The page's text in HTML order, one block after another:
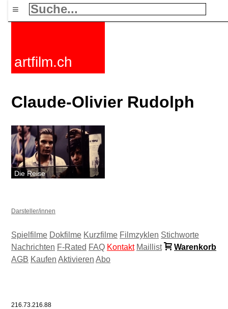
≡
artfilm.ch
Claude-Olivier Rudolph
Die Reise
Darsteller/innen
Spielfilme Dokfilme Kurzfilme Filmzyklen Stichworte
Nachrichten F-Rated FAQ Kontakt Maillist
Warenkorb
AGB Kaufen Aktivieren Abo
216.73.216.88